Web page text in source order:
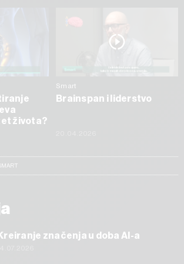
života?
Smart
Brainspan i liderstvo
značenja u doba AI-a